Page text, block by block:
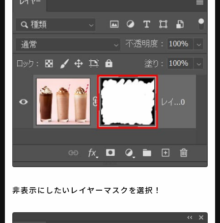
非表示にしたいレイヤーマスクを選択！